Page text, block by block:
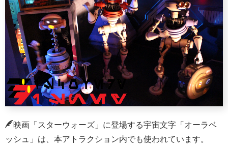
映画「スターウォーズ」に登場する宇宙文字「オーラベ
ッシュ」は、本アトラクション内でも使われています。